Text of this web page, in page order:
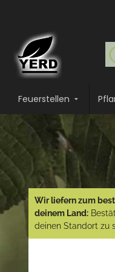
Feuerstellen
Wir liefern zum
deinem Land:
deinen Standort zu